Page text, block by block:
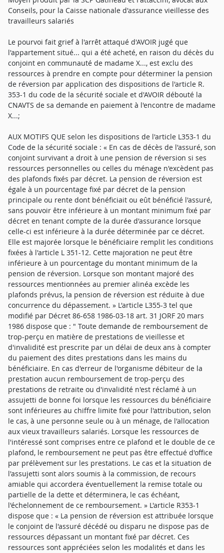
Conseils, pour la Caisse nationale d'assurance vieillesse des
travailleurs salariés
Le pourvoi fait grief à l'arrêt attaqué d'AVOIR jugé que
l'appartement situé... qui a été acheté, en raison du décès du
conjoint en communauté de madame X..., est exclu des
ressources à prendre en compte pour déterminer la pension
de réversion par application des dispositions de l'article R.
353-1 du code de la sécurité sociale et d'AVOIR débouté la
CNAVTS de sa demande en paiement à l'encontre de madame
X...;
AUX MOTIFS QUE selon les dispositions de l'article L353-1 du
Code de la sécurité sociale : « En cas de décès de l'assuré, son
conjoint survivant a droit à une pension de réversion si ses
ressources personnelles ou celles du ménage n'excèdent pas
des plafonds fixés par décret. La pension de réversion est
égale à un pourcentage fixé par décret de la pension
principale ou rente dont bénéficiait ou eût bénéficié l'assuré,
sans pouvoir être inférieure à un montant minimum fixé par
décret en tenant compte de la durée d'assurance lorsque
celle-ci est inférieure à la durée déterminée par ce décret.
Elle est majorée lorsque le bénéficiaire remplit les conditions
fixées à l'article L 351-12. Cette majoration ne peut être
inférieure à un pourcentage du montant minimum de la
pension de réversion. Lorsque son montant majoré des
ressources mentionnées au premier alinéa excède les
plafonds prévus, la pension de réversion est réduite à due
concurrence du dépassement. » L'article L355-3 tel que
modifié par Décret 86-658 1986-03-18 art. 31 JORF 20 mars
1986 dispose que : " Toute demande de remboursement de
trop-perçu en matière de prestations de vieillesse et
d'invalidité est prescrite par un délai de deux ans à compter
du paiement des dites prestations dans les mains du
bénéficiaire. En cas d'erreur de l'organisme débiteur de la
prestation aucun remboursement de trop-perçu des
prestations de retraite ou d'invalidité n'est réclamé à un
assujetti de bonne foi lorsque les ressources du bénéficiaire
sont inférieures au chiffre limite fixé pour l'attribution, selon
le cas, à une personne seule ou à un ménage, de l'allocation
aux vieux travailleurs salariés. Lorsque les ressources de
l'intéressé sont comprises entre ce plafond et le double de ce
plafond, le remboursement ne peut pas être effectué d'office
par prélèvement sur les prestations. Le cas et la situation de
l'assujetti sont alors soumis à la commission, de recours
amiable qui accordera éventuellement la remise totale ou
partielle de la dette et déterminera, le cas échéant,
l'échelonnement de ce remboursement. » L'article R353-1
dispose que : « La pension de réversion est attribuée lorsque
le conjoint de l'assuré décédé ou disparu ne dispose pas de
ressources dépassant un montant fixé par décret. Ces
ressources sont appréciées selon les modalités et dans les